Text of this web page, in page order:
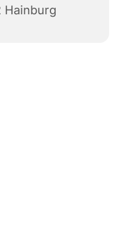
Hainburg